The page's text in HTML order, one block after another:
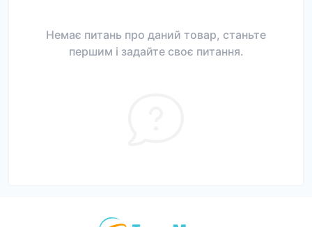
Немає питань про даний товар, станьте
першим і задайте своє питання.